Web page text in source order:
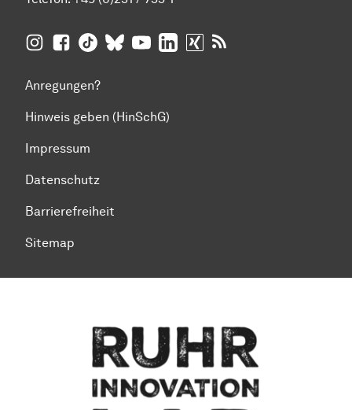
TU Dortmund aufInsta­gram
TU Dortmund auf Facebook
TU Dortmund auf TikTok
TU Dortmund auf BlueSky
TU Dortmund auf YouTube
TU Dortmund auf LinkedIn
TU Dortmund auf XING
Anregungen?
Hinweis geben (HinSchG)
Impressum
Datenschutz
Barrierefreiheit
Sitemap